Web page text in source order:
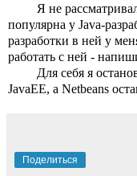
Я не
популярна у Java-
разработки в ней у
работать с ней -
Для себя я
JavaEE, а Netbeans
Поделиться